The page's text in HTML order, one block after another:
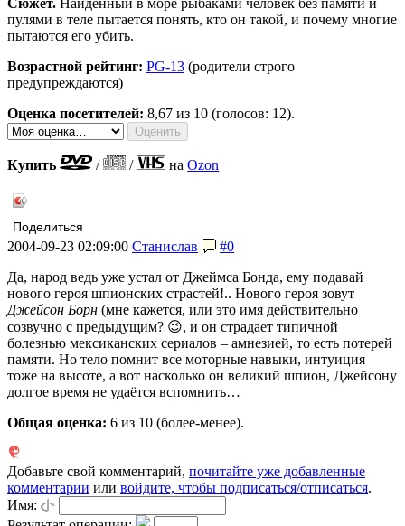
Сюжет. Найденный в море рыбаками человек без памяти и
пулями в теле пытается понять, кто он такой, и почему многие
пытаются его убить.
Возрастной рейтинг: PG-13 (родители строго
предупреждаются)
Оценка посетителей: 8,67 из 10 (голосов: 12).
Купить / / наOzon
Поделиться
2004-09-23 02:09:00 Станислав
#0
Да, народ ведь уже устал от Джеймса Бонда, ему подавай
нового героя шпионских страстей!.. Нового героя зовут
Джейсон Борн (мне кажется, или это имя действительно
созвучно с предыдущим? 😉, и он страдает типичной
болезнью мексиканских сериалов – амнезией, то есть потерей
памяти. Но тело помнит все моторные навыки, интуиция
тоже на высоте, а вот насколько он великий шпион, Джейсону
долгое время не удаётся вспомнить…
Общая оценка: 6 из 10 (более-менее).
Добавьте свой комментарий, почитайте уже добавленные
комментарии или войдите, чтобы подписаться/отписаться.
Имя: